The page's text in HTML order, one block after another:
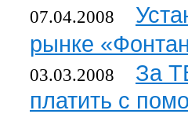
07.04.2008
рынке
03.03.2008
За
платить с